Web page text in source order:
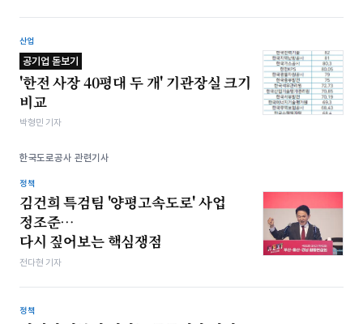
산업
공기업 돋보기
'한전 사장 40평대 두 개' 기관장실 크기
비교
박형민 기자
한국도로공사 관련기사
정책
김건희 특검팀 '양평고속도로' 사업
정조준…
다시 짚어보는 핵심쟁점
전다현 기자
정책